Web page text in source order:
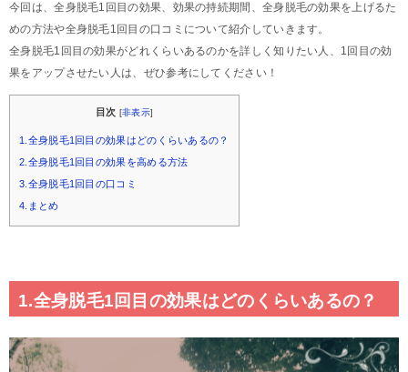
今回は、全身脱毛1回目の効果、効果の持続期間、全身脱毛の効果を上げるた
めの方法や全身脱毛1回目の口コミについて紹介していきます。
全身脱毛1回目の効果がどれくらいあるのかを詳しく知りたい人、1回目の効
果をアップさせたい人は、ぜひ参考にしてください！
目次 [非表示]
1.全身脱毛1回目の効果はどのくらいあるの？
2.全身脱毛1回目の効果を高める方法
3.全身脱毛1回目の口コミ
4.まとめ
1.全身脱毛1回目の効果はどのくらいあるの？